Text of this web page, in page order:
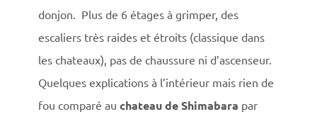
donjon. Plus de 6 étages à grimper, des
escaliers très raides et étroits (classique dans
les chateaux), pas de chaussure ni d’ascenseur.
Quelques explications à l’intérieur mais rien de
fou comparé au chateau de Shimabara par